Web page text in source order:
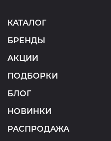
КАТАЛОГ
БРЕНДЫ
АКЦИИ
ПОДБОРКИ
БЛОГ
НОВИНКИ
РАСПРОДАЖА